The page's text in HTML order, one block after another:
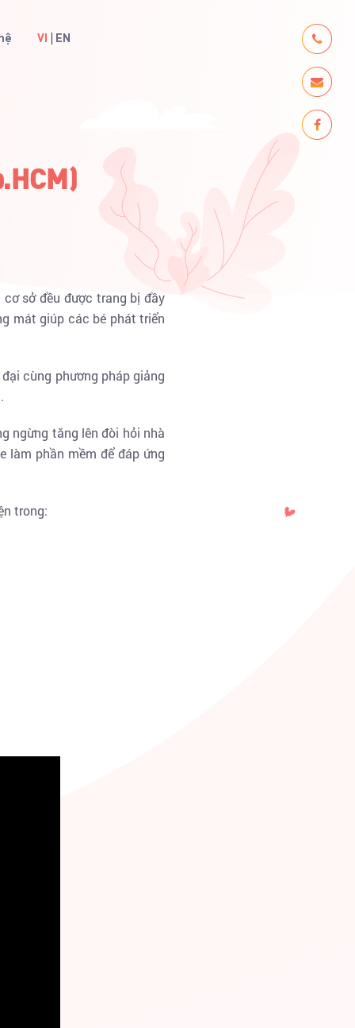
VI EN
cơ sở đều được trang bị đầy
mát giúp các bé phát triển
cùng phương pháp giảng
ngừng tăng lên đòi hỏi nhà
làm phần mềm để đáp ứng
trong: